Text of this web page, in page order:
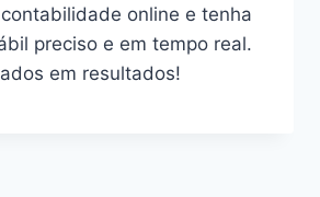
online e tenha
preciso e em tempo real.
em resultados!